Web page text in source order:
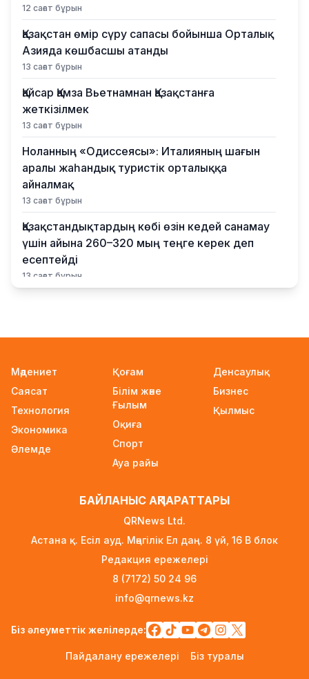
12 сағат бұрын
Қазақстан өмір сүру сапасы бойынша Орталық
Азияда көшбасшы атанды
13 сағат бұрын
Қайсар Қамза Вьетнамнан Қазақстанға
жеткізілмек
13 сағат бұрын
Ноланның «Одиссеясы»: Италияның шағын
аралы жаһандық туристік орталыққа
айналмақ
13 сағат бұрын
Қазақстандықтардың көбі өзін кедей санамау
үшін айына 260–320 мың теңге керек деп
есептейді
13 сағат бұрын
талаптар қатаңдатылды
Wildberries қоймаларын Қазақстанға көшіру
туралы ақпаратқа жауап берді
15 сағат бұрын
2027 жылы Астанада УЕФА президенті
сайланады
Білім гранттарының иегерлері 7 тамызда
Тоқаев «Бәйтерек» холдингінің басшысына
баспананың қолжетімділігін арттыруды
Жастардан банк карталарын сатып алып,
ұсталды
Мәдениет
Саясат
Технология
Экономика
Әлемде
Қоғам
Білім және
Ғылым
Оқиға
Спорт
Ауа райы
Денсаулық
Бизнес
Қылмыс
БАЙЛАНЫС АҚПАРАТТАРЫ
QRNews Ltd.
Астана қ. Есіл ауд. Мәңгілік Ел даң. 8 үй, 16 B блок
Редакция ережелері
8 (7172) 50 24 96
info@qrnews.kz
Біз әлеуметтік желілерде:
Пайдалану ережелері Біз туралы